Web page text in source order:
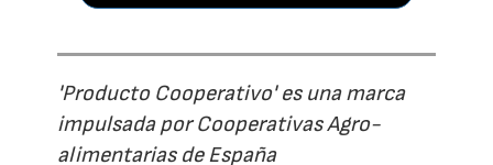
'Producto Cooperativo' es una marca
impulsada por Cooperativas Agro-
alimentarias de España